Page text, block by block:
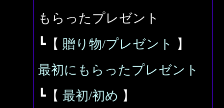
もらったプレゼント
┗【 贈り物/プレゼント
】
最初にもらったプレゼント
┗【 最初/初め 】